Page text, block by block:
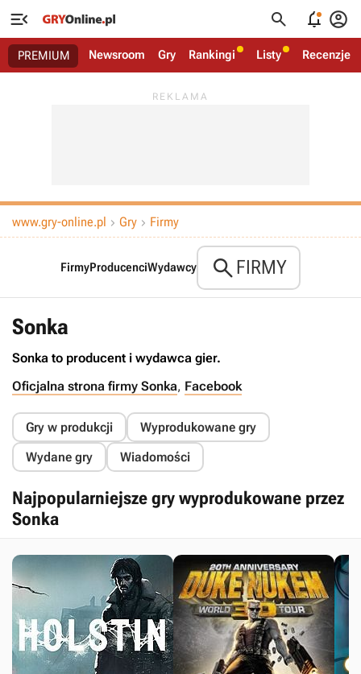
   
PREMIUM Newsroom Gry Rankingi Listy Recenzje
www.gry-online.pl  Gry  Firmy
FirmyProducenciWydawcy FIRMY
Sonka
Sonka to producent i wydawca gier.
Oficjalna strona firmy Sonka, Facebook
Gry w produkcji
Wyprodukowane gry
Wydane gry
Wiadomości
Najpopularniejsze gry wyprodukowane przez
Sonka